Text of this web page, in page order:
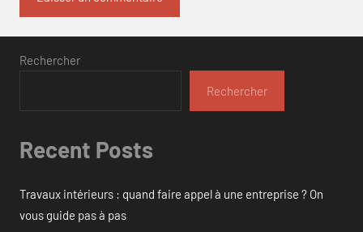
Rechercher
Rechercher
Recent Posts
Travaux intérieurs : quand faire appel à une entreprise ? On
vous guide pas à pas